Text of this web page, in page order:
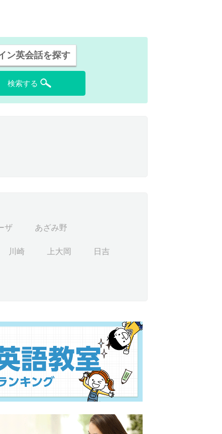
ン英会話を探す
検索する
ザ あざみ野
川崎 上大岡 日吉